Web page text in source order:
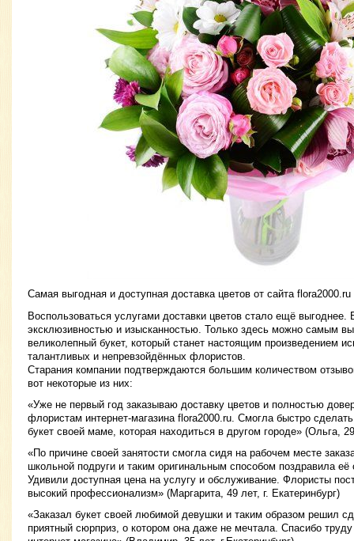
Самая выгодная и доступная доставка цветов от сайта flora2000.ru
Воспользоваться услугами доставки цветов стало ещё выгоднее.
эксклюзивностью и изысканностью. Только здесь можно самым
великолепный букет, который станет настоящим произведением
талантливых и непревзойдённых флористов.
Старания компании подтверждаются большим количеством
вот некоторые из них:
«Уже не первый год заказываю доставку цветов и полностью
флористам интернет-магазина flora2000.ru. Смогла быстро
букет своей маме, которая находиться в другом городе» (Ольга,
«По причине своей занятости смогла сидя на рабочем месте
школьной подруги и таким оригинальным способом поздравила
Удивили доступная цена на услугу и обслуживание. Флористы
высокий профессионализм» (Маргарита, 49 лет, г. Екатеринбург)
«Заказал букет своей любимой девушки и таким образом решил
приятный сюрприз, о котором она даже не мечтала. Спасибо